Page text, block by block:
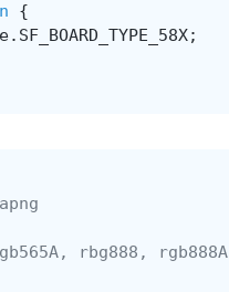
{
. SF_BOARD_TYPE_58X;
rbg888, rgb888A